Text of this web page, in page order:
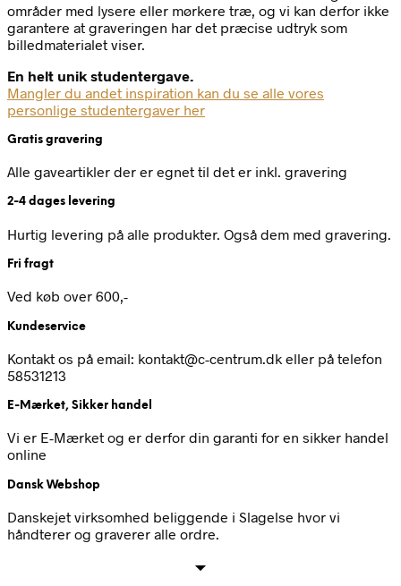
områder med lysere eller mørkere træ, og vi kan derfor ikke
garantere at graveringen har det præcise udtryk som
billedmaterialet viser.
En helt unik studentergave.
Mangler du andet inspiration kan du se alle vores
personlige studentergaver her
Gratis gravering
Alle gaveartikler der er egnet til det er inkl. gravering
2-4 dages levering
Hurtig levering på alle produkter. Også dem med gravering.
Fri fragt
Ved køb over 600,-
Kundeservice
Kontakt os på email: kontakt@c-centrum.dk eller på telefon
58531213
E-Mærket, Sikker handel
Vi er E-Mærket og er derfor din garanti for en sikker handel
online
Dansk Webshop
Danskejet virksomhed beliggende i Slagelse hvor vi
håndterer og graverer alle ordre.